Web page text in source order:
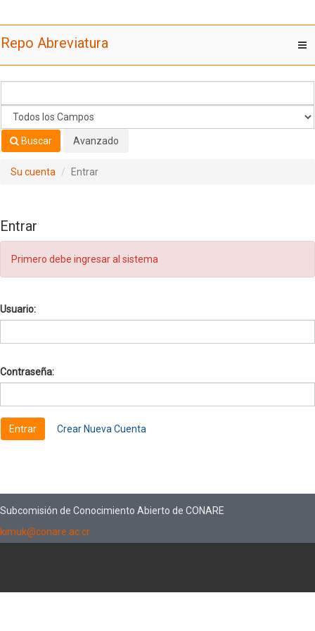
Repo Abreviatura
Buscar Avanzado
Su cuenta Entrar
Entrar
Primero debe ingresar al sistema
Usuario:
Contraseña:
Crear Nueva Cuenta
Subcomisión de Conocimiento Abierto de CONARE
kimuk@conare.ac.cr